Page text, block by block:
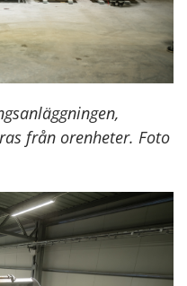
från orenheter. Foto